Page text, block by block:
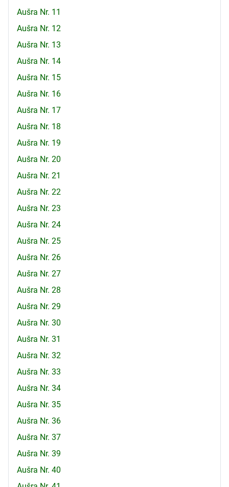
Aušra Nr. 11
Aušra Nr. 12
Aušra Nr. 13
Aušra Nr. 14
Aušra Nr. 15
Aušra Nr. 16
Aušra Nr. 17
Aušra Nr. 18
Aušra Nr. 19
Aušra Nr. 20
Aušra Nr. 21
Aušra Nr. 22
Aušra Nr. 23
Aušra Nr. 24
Aušra Nr. 25
Aušra Nr. 26
Aušra Nr. 27
Aušra Nr. 28
Aušra Nr. 29
Aušra Nr. 30
Aušra Nr. 31
Aušra Nr. 32
Aušra Nr. 33
Aušra Nr. 34
Aušra Nr. 35
Aušra Nr. 36
Aušra Nr. 37
Aušra Nr. 39
Aušra Nr. 40